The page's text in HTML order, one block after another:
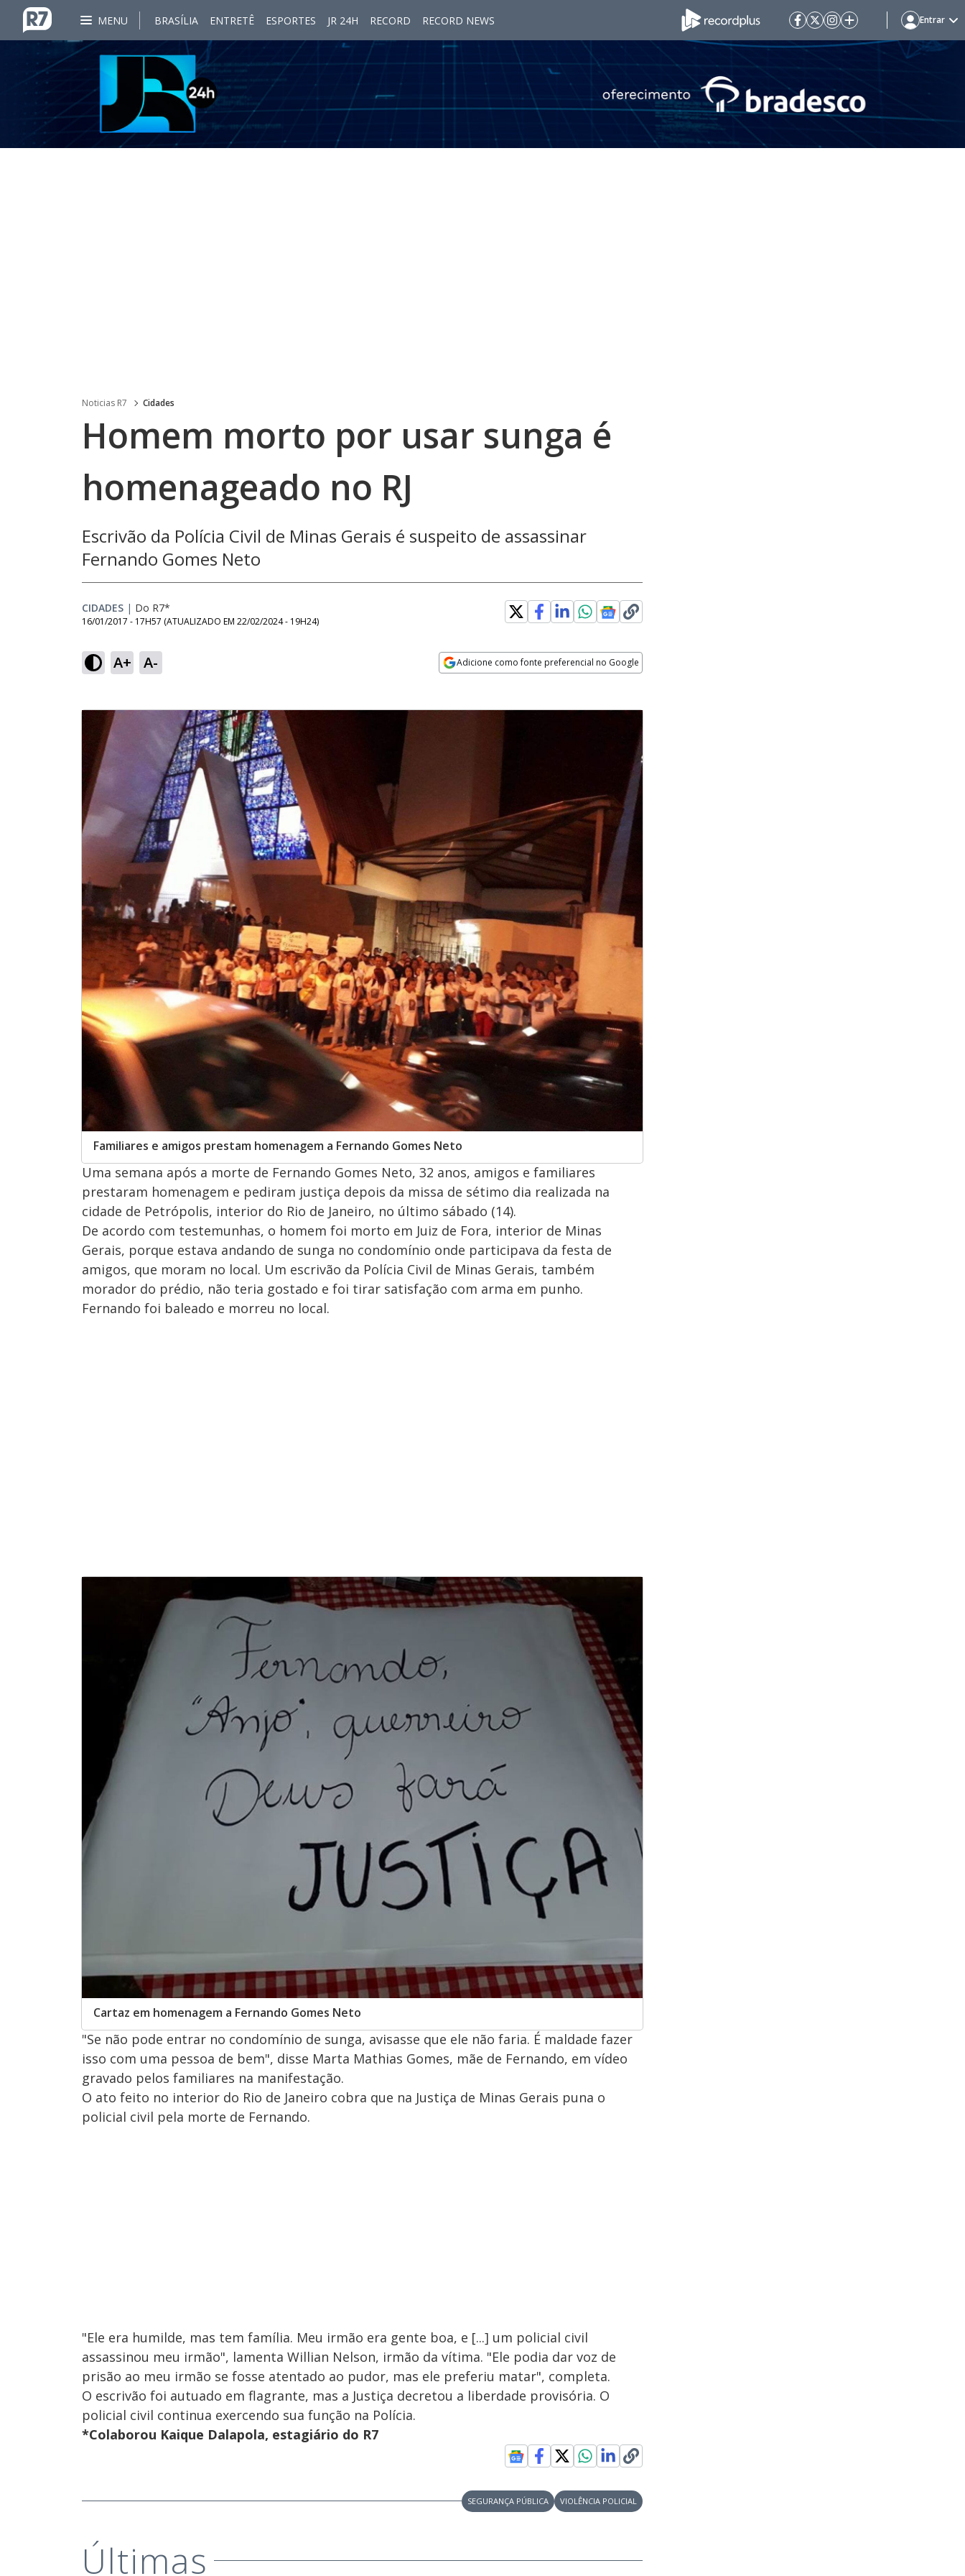
MENU BRASÍLIA ENTRETÊ ESPORTES JR 24H RECORD RECORD NEWS Entrar
Noticias R7 Cidades
Homem morto por usar sunga é
homenageado no RJ
Escrivão da Polícia Civil de Minas Gerais é suspeito de assassinar
Fernando Gomes Neto
CIDADES | Do R7*
16/01/2017 - 17H57 (ATUALIZADO EM 22/02/2024 - 19H24)
A+ A- Adicione como fonte preferencial no Google
Familiares e amigos prestam homenagem a Fernando Gomes Neto
Uma semana após a morte de Fernando Gomes Neto, 32 anos, amigos e familiares
prestaram homenagem e pediram justiça depois da missa de sétimo dia realizada na
cidade de Petrópolis, interior do Rio de Janeiro, no último sábado (14).
De acordo com testemunhas, o homem foi morto em Juiz de Fora, interior de Minas
Gerais, porque estava andando de sunga no condomínio onde participava da festa de
amigos, que moram no local. Um escrivão da Polícia Civil de Minas Gerais, também
morador do prédio, não teria gostado e foi tirar satisfação com arma em punho.
Fernando foi baleado e morreu no local.
Cartaz em homenagem a Fernando Gomes Neto
"Se não pode entrar no condomínio de sunga, avisasse que ele não faria. É maldade fazer
isso com uma pessoa de bem", disse Marta Mathias Gomes, mãe de Fernando, em vídeo
gravado pelos familiares na manifestação.
O ato feito no interior do Rio de Janeiro cobra que na Justiça de Minas Gerais puna o
policial civil pela morte de Fernando.
"Ele era humilde, mas tem família. Meu irmão era gente boa, e [...] um policial civil
assassinou meu irmão", lamenta Willian Nelson, irmão da vítima. "Ele podia dar voz de
prisão ao meu irmão se fosse atentado ao pudor, mas ele preferiu matar", completa.
O escrivão foi autuado em flagrante, mas a Justiça decretou a liberdade provisória. O
policial civil continua exercendo sua função na Polícia.
*Colaborou Kaique Dalapola, estagiário do R7
SEGURANÇA PÚBLICA VIOLÊNCIA POLICIAL
Últimas